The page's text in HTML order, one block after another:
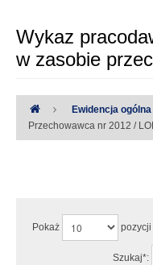
Wykaz
w zasobie
Ewidencja
Przechowawca nr 2012 /
Pokaż pozycji
Szukaj*: